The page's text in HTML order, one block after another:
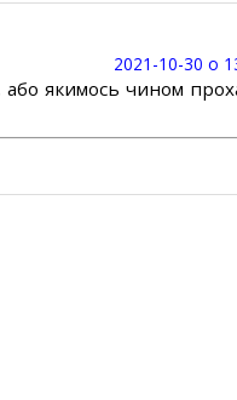
2021-10-30 о
або якимось чином